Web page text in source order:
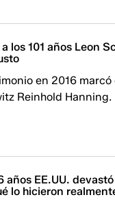
los 101 años Leon
en 2016
Reinhold Hanning.
años EE.UU.
lo hicieron